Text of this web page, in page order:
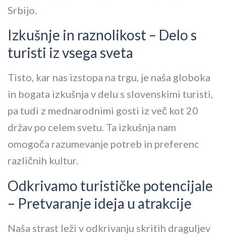
Srbijo.
Izkušnje in raznolikost – Delo s
turisti iz vsega sveta
Tisto, kar nas izstopa na trgu, je naša globoka
in bogata izkušnja v delu s slovenskimi turisti,
pa tudi z mednarodnimi gosti iz več kot 20
držav po celem svetu. Ta izkušnja nam
omogoča razumevanje potreb in preferenc
različnih kultur.
Odkrivamo turističke potencijale
– Pretvaranje ideja u atrakcije
Naša strast leži v odkrivanju skritih draguljev